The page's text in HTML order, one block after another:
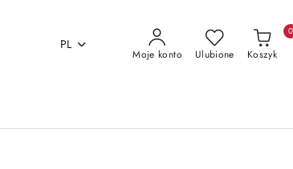
PL
Moje konto Ulubione Koszyk
0